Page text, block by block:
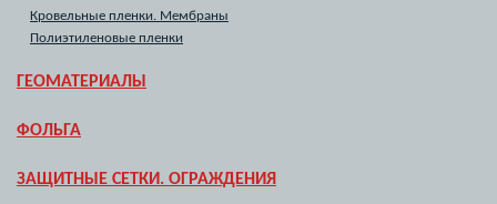
Кровельные пленки. Мембраны
Полиэтиленовые пленки
ГЕОМАТЕРИАЛЫ
ФОЛЬГА
ЗАЩИТНЫЕ СЕТКИ. ОГРАЖДЕНИЯ